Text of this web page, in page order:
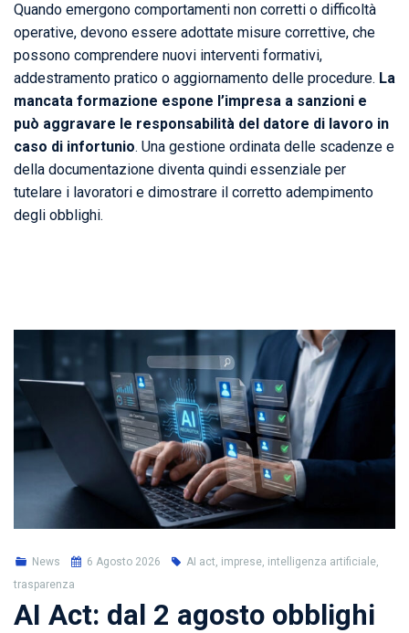
Quando emergono comportamenti non corretti o difficoltà
operative, devono essere adottate misure correttive, che
possono comprendere nuovi interventi formativi,
addestramento pratico o aggiornamento delle procedure. La
mancata formazione espone l’impresa a sanzioni e
può aggravare le responsabilità del datore di lavoro in
caso di infortunio. Una gestione ordinata delle scadenze e
della documentazione diventa quindi essenziale per
tutelare i lavoratori e dimostrare il corretto adempimento
degli obblighi.
News 6 Agosto 2026
AI act, imprese, intelligenza artificiale,
trasparenza
AI Act: dal 2 agosto obblighi